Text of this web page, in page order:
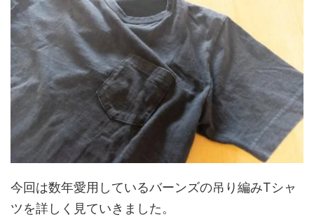
今回は数年愛用しているバーンズの吊り編みTシャ
ツを詳しく見ていきました。